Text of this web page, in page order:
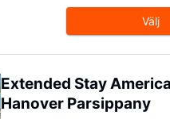
Välj
Extended Stay
Hanover Parsippany